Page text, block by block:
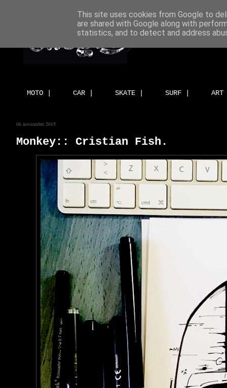
MOTO | CAR | SKATE | SURF |
06 noviembre 2015
Monkey:: Cristian Fish.
This site uses cookies from Google to
are shared with Google along with
statistics, and to detect and address